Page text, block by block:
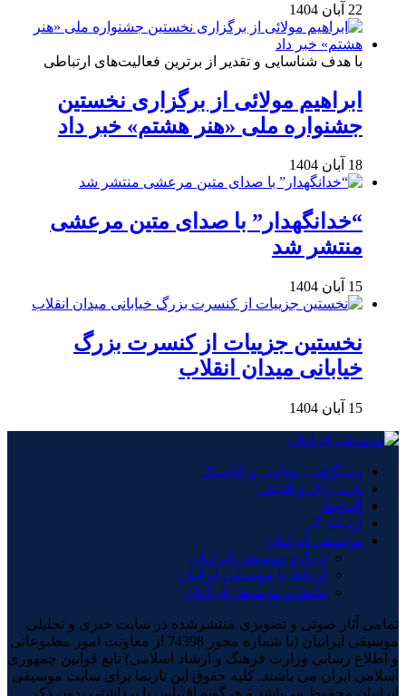
22 آبان 1404
با هدف شناسایی و تقدیر از برترین فعالیت‌های ارتباطی
ابراهیم مولائی از برگزاری نخستین
جشنواره ملی «هنر هشتم» خبر داد
18 آبان 1404
“خدانگهدار” با صدای متین مرعشی
منتشر شد
15 آبان 1404
نخستین جزییات از کنسرت بزرگ
خیابانی میدان انقلاب
15 آبان 1404
دستگاهی، مقامی و کلاسیک
پاپ، راک و تلفیقی
آلبوم‌ها
ارتباط گر
موسیقی ایرانیان
درباره موسیقی ایرانیان
ارتباط با موسیقی ایرانیان
تبلیغات موسیقی ایرانیان
تمامی آثار صوتی و تصویری منتشرشده در سایت خبری و تحلیلی
موسیقی ایرانیان (با شماره مجوز 74398 از معاونت امور مطبوعاتی
و اطلاع رسانی وزارت فرهنگ و ارشاد اسلامی) تابع قوانین جمهوری
اسلامی ایران می باشند. کلیه حقوق این تارنما برای سایت موسیقی
ایرانیان محفوظ می‌باشد و هرگونه اقتباس یا برداشتی بدون ذکر